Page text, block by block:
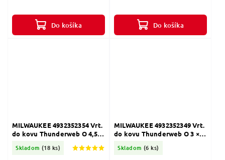
Do košíka Do košíka
MILWAUKEE 4932352354 Vrt.
do kovu Thunderweb O 4,5 ×
Skladom (18 ks)
MILWAUKEE 4932352349 Vrt.
do kovu Thunderweb O 3 ×
Skladom (6 ks)